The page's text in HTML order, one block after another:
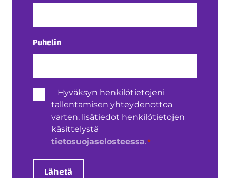
Puhelin
Henkilötietojen
käsittely*
Hyväksyn henkilötietojeni
tallentamisen yhteydenottoa
varten, lisätiedot henkilötietojen
käsittelystä
tietosuojaselosteessa.*
Lähetä